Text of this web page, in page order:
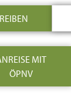
MIT
ÖPNV